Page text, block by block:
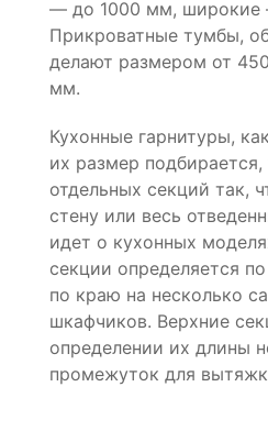
— до 1000 мм, широкие
Прикроватные тумбы,
делают размером от
мм.
Кухонные гарнитуры,
их размер
отдельных секций так,
стену или весь
идет о кухонных
секции определяется
по краю на несколько
шкафчиков. Верхние
определении их длины
промежуток для